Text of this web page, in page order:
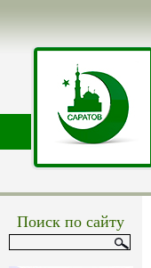
Поиск по сайту